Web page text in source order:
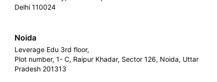
Delhi 110024
Noida
Leverage Edu 3rd floor,
Plot number, 1- C, Raipur Khadar, Sector 126, Noida, Uttar
Pradesh 201313